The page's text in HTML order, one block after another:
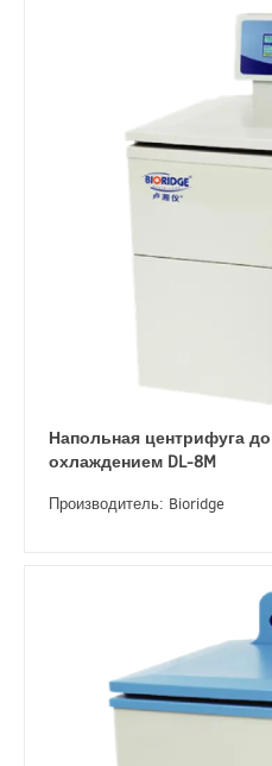
Напольная центрифуга
охлаждением DL-8M
Производитель: Bioridge